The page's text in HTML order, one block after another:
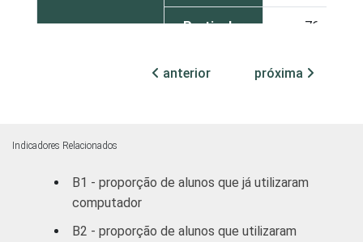
Particular 76
4ª série / 5º
ano do
Fundamental
anterior próxima
Indicadores Relacionados
B1 - proporção de alunos que já utilizaram
computador
B2 - proporção de alunos que utilizaram